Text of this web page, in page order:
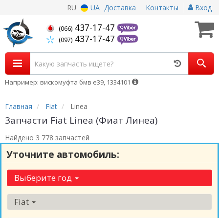
RU UA Доставка Контакты Вход
(066) 437-17-47
(097) 437-17-47
Например: вискомуфта бмв е39, 1334101
Главная Fiat Linea
Запчасти Fiat Linea (Фиат Линеа)
Найдено 3 778 запчастей
Уточните автомобиль:
Выберите год
Fiat